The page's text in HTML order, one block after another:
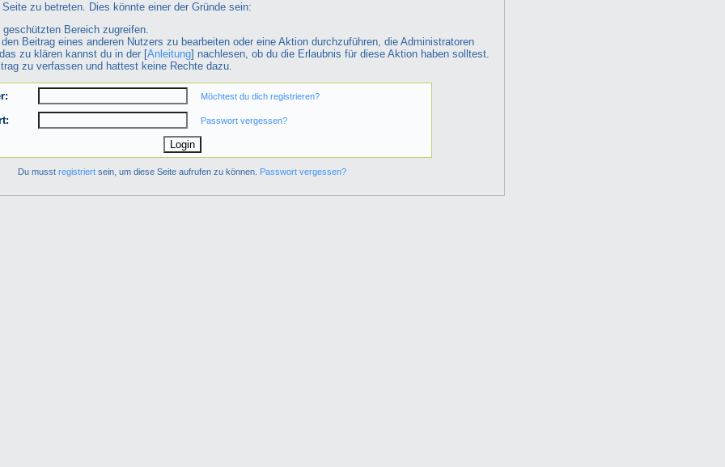
zu betreten. Dies könnte einer der Gründe sein:
Bereich zugreifen.
Beitrag eines anderen Nutzers zu bearbeiten oder eine Aktion durchzuführen, die Administratoren
zu klären kannst du in der [Anleitung] nachlesen, ob du die Erlaubnis für diese Aktion haben solltest.
zu verfassen und hattest keine Rechte dazu.
Möchtest du dich registrieren?
Passwort vergessen?
Du musstregistriert sein, um diese Seite aufrufen zu können. Passwort vergessen?